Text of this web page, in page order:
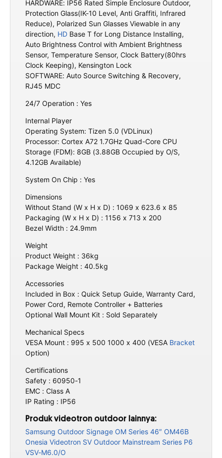
HARDWARE: IP56 Rated Simple Enclosure Outdoor,
Protection Glass(IK-10 Level, Anti Graffiti, Infrared
Reduce), Polarized Sun Glasses Viewable in any
direction, HD Base T for Long Distance Installing,
Auto Brightness Control with Ambient Brightness
Sensor, Temperature Sensor, Clock Battery(80hrs
Clock Keeping), Kensington Lock
SOFTWARE: Auto Source Switching & Recovery,
RJ45 MDC
24/7 Operation : Yes
Internal Player
Operating System: Tizen 5.0 (VDLinux)
Processor: Cortex A72 1.7GHz Quad-Core CPU
Storage (FDM): 8GB (3.88GB Occupied by O/S,
4.12GB Available)
System On Chip : Yes
Dimensions
Without Stand (W x H x D) : 1069 x 623.6 x 85
Packaging (W x H x D) : 1156 x 713 x 200
Bezel Width : 24.9mm
Weight
Product Weight : 36kg
Package Weight : 40.5kg
Accessories
Included in Box : Quick Setup Guide, Warranty Card,
Power Cord, Remote Controller + Batteries
Optional Wall Mount Kit : Sold Separately
Mechanical Specs
VESA Mount : 995 x 500 1000 x 400 (VESA Bracket
Option)
Certifications
Safety : 60950-1
EMC : Class A
IP Rating : IP56
Produk videotron outdoor lainnya:
Samsung Outdoor Signage OM Series 46″ OM46B
Onesia Videotron SV Outdoor Mainstream Series P6
VSV-M6.0/O